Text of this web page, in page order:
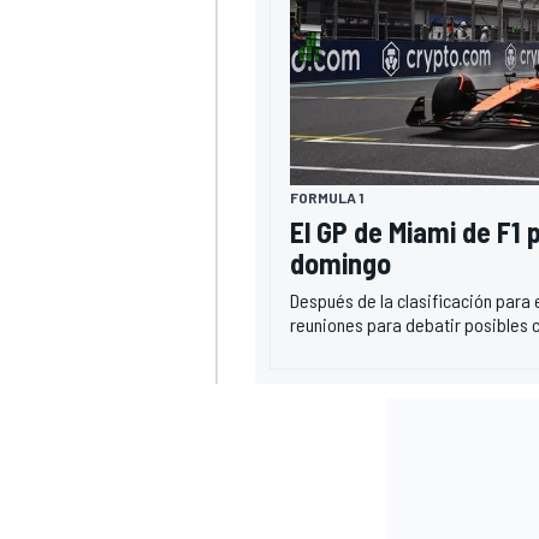
FORMULA 1
El GP de Miami de
domingo
Después de la clasificación para
reuniones para debatir posibles